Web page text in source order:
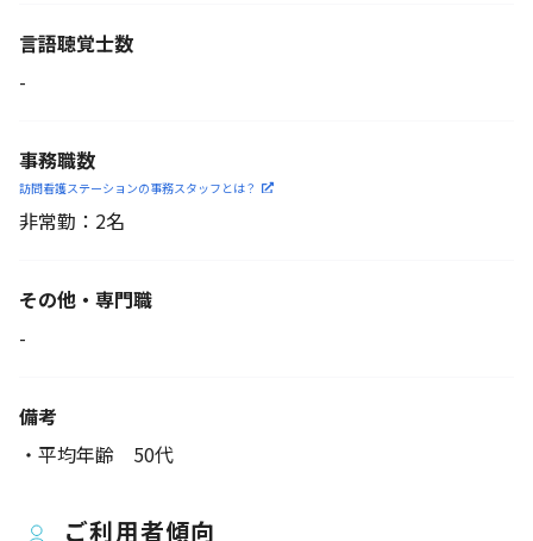
言語聴覚士数
-
事務職数
訪問看護ステーションの事務スタッフとは？
非常勤：2名
その他・専門職
-
備考
・平均年齢 50代
ご利用者傾向